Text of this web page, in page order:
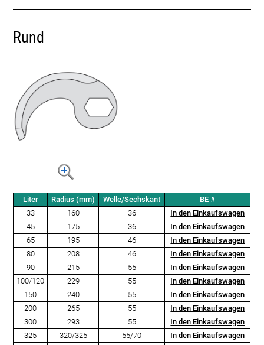
Rund
Liter Radius (mm) Welle/Sechskant
BE #
33
160 36
In den Einkaufswagen
45
175 36
In den Einkaufswagen
65
195 46
In den Einkaufswagen
80
208 46
In den Einkaufswagen
90
215 55
In den Einkaufswagen
100/120
229 55
In den Einkaufswagen
150
240 55
In den Einkaufswagen
200
265 55
In den Einkaufswagen
300
293 55
In den Einkaufswagen
325
320/325 55/70
In den Einkaufswagen